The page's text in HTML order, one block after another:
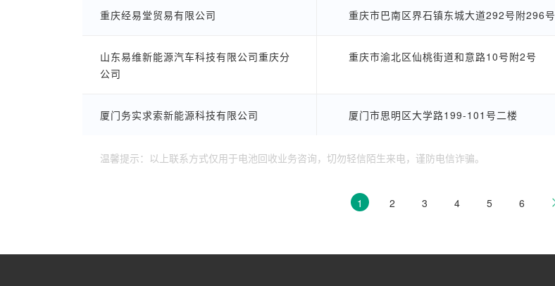
重庆经易堂贸易有限公司 重庆市巴南区界石镇东城大道292号附296号
山东易维新能源汽车科技有限公司重庆分
公司
重庆市渝北区仙桃街道和意路10号附2号
厦门务实求索新能源科技有限公司 厦门市思明区大学路199-101号二楼
温馨提示：以上联系方式仅用于电池回收业务咨询，切勿轻信陌生来电，谨防电信诈骗。
1 2 3 4 5 6